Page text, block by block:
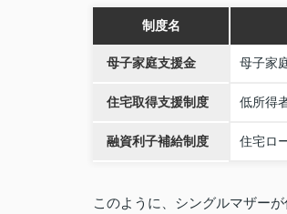
制度名
母子家庭支援金 母子家
住宅取得支援制度 低所得
融資利子補給制度 住宅ロ
このように、シングルマザー